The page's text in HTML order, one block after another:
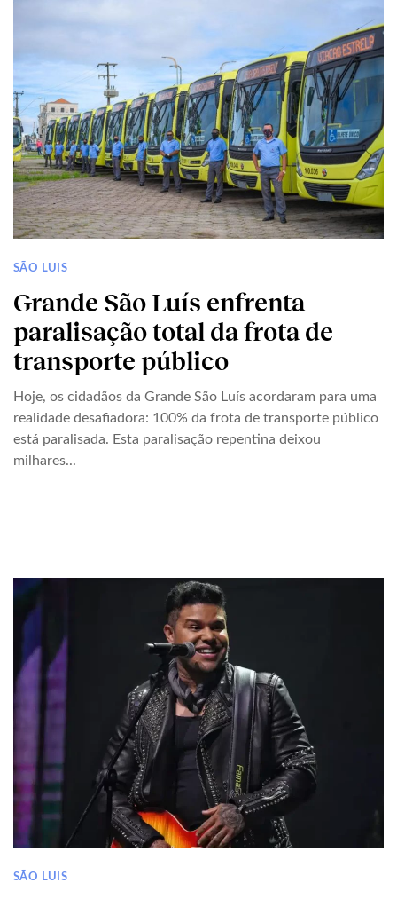
SÃO LUIS
Grande São Luís enfrenta
paralisação total da frota de
transporte público
Hoje, os cidadãos da Grande São Luís acordaram para uma
realidade desafiadora: 100% da frota de transporte público
está paralisada. Esta paralisação repentina deixou
milhares...
SÃO LUIS